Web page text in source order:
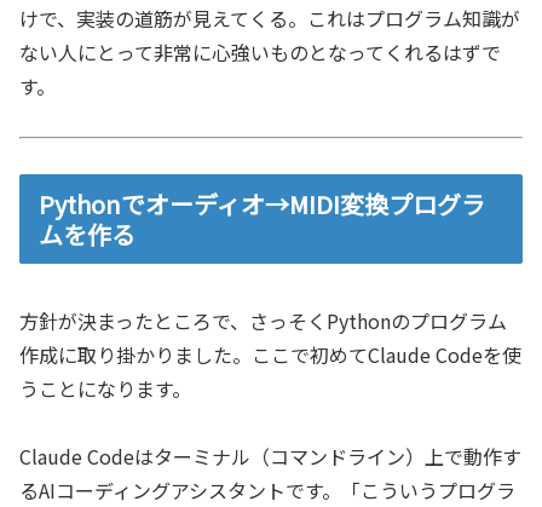
けで、実装の道筋が見えてくる。これはプログラム知識が
ない人にとって非常に心強いものとなってくれるはずで
す。
Pythonでオーディオ→MIDI変換プログラ
ムを作る
方針が決まったところで、さっそくPythonのプログラム
作成に取り掛かりました。ここで初めてClaude Codeを使
うことになります。
Claude Codeはターミナル（コマンドライン）上で動作す
るAIコーディングアシスタントです。「こういうプログラ